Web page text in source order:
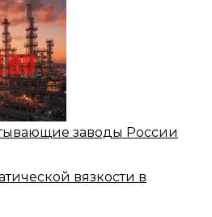
заводы России
вязкости в